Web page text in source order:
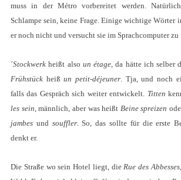
muss in der Métro vorbereitet werden.
Schlampe sein, keine Frage. Einige wichtige Wörter
er noch nicht und versucht sie im Sprachcomputer zu
´Stockwerk heißt also un étage , da hätte ich selber
Frühstück heißun petit-déjeuner . Tja, und noch
falls das Gespräch sich weiter entwickelt. Titten
les sein , männlich, aber was heißt Beine spreizen
jambes und souffler. So, das sollte für die erste
denkt er.
Die Straße wo sein Hotel liegt, die Rue des Abbesses